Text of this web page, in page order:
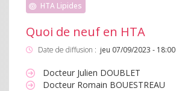
HTA Lipides
Quoi de neuf en HTA
Date de diffusion : jeu 07/09/2023 - 18:00
Docteur Julien DOUBLET
Docteur Romain BOUESTREAU